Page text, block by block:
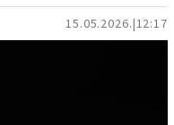
15.05.2026. 12:17